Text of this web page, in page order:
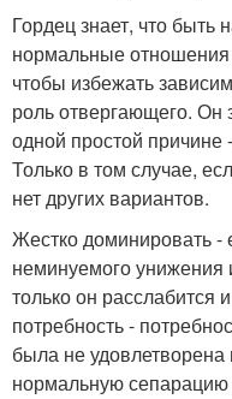
Гордец знает, что быть
нормальные
чтобы избежать
роль отвергающего. Он
одной простой причине
Только в том случае,
нет других вариантов.
Жестко доминировать -
неминуемого унижения
только он расслабится
потребность -
была не
нормальную